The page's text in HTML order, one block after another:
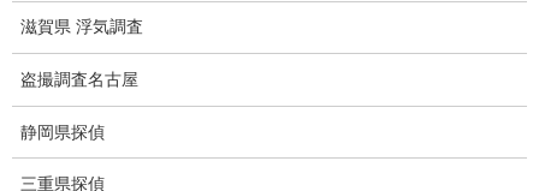
子供への暴力
滋賀県 浮気調査
盗撮調査名古屋
静岡県探偵
三重県探偵